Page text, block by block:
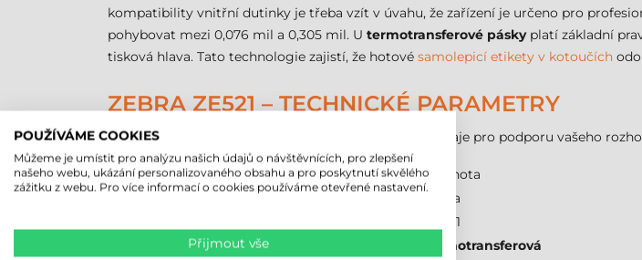
kompatibility vnitřní dutinky je třeba vzít v úvahu, že zařízení je určeno pro
pohybovat mezi 0,076 mil a 0,305 mil. U termotransferové páskyplatí základní
tisková hlava. Tato technologie zajistí, že hotové samolepicí etikety v kotoučích
ZEBRA ZE521 – TECHNICKÉ PARAMETRY
Následující tabulka shrnuje nejdůležitější technické údaje pro podporu vašeho
Parametr
Hodnota
Zebra
ZE521
termotransferová
POUŽÍVÁME COOKIES
Můžeme je umístit pro analýzu našich údajů o návštěvnících, pro zlepšení
našeho webu, ukázání personalizovaného obsahu a pro poskytnutí skvělého
zážitku z webu. Pro více informací o cookies používáme otevřené nastavení.
Přijmout vše